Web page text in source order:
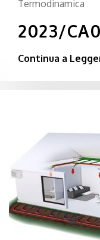
Termodinamica
2023/
Continua a